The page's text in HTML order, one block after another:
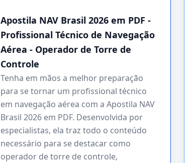
Apostila NAV Brasil 2026 em PDF -
Profissional Técnico de Navegação
Aérea - Operador de Torre de
Controle
Tenha em mãos a melhor preparação
para se tornar um profissional técnico
em navegação aérea com a Apostila NAV
Brasil 2026 em PDF. Desenvolvida por
especialistas, ela traz todo o conteúdo
necessário para se destacar como
operador de torre de controle,